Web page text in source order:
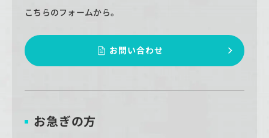
こちらのフォームから。
お問い合わせ
お急ぎの方